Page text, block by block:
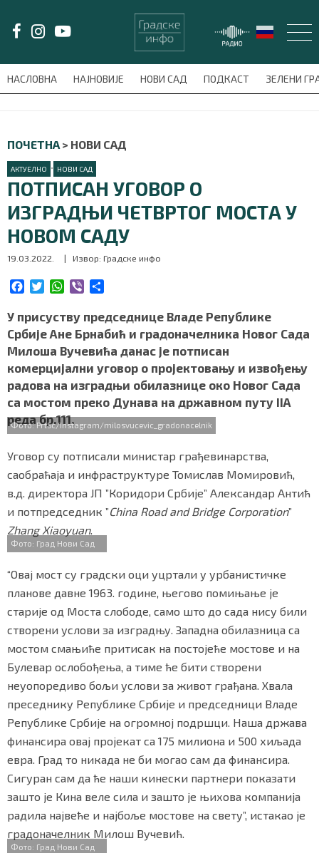
НАСЛОВНА НАЈНОВИЈЕ НОВИ САД ПОДКАСТ ЗЕЛЕНИ
meni'); $this_item = current( wp_filter_object_list(
ПОЧЕТНА > НОВИ САД
АКТУЕЛНО • НОВИ САД
ПОТПИСАН УГОВОР О
ИЗГРАДЊИ ЧЕТВРТОГ МОСТА У
НОВОМ САДУ
19.03.2022. | Извор: Градске инфо
c
e
b
o
o
k
i
t
t
e
r
W
a
t
s
A
p
p
b
e
r
a
r
e
У присуству председнице Владе Републике
Србије Ане Брнабић и градоначелника Новог Сада
Милоша Вучевића данас је потписан
комерцијални уговор о пројектовању и извођењу
радова на изградњи обилазнице око Новог Сада
са мостом преко Дунава на државном путу IIА
реда бр.111.
Фото: PrtSc/Instagram/milosvucevic_gradonacelnik
Уговор су потписали министар грађевинарства,
саобраћаја и инфраструктуре Томислав Момировић,
в.д. директора ЈП ”Коридори Србије” Александар Антић
и потпредседник ”China Road and Bridge Corporation”
Zhang Xiaoyuan.
Фото: Град Нови Сад
“Овај мост су градски оци уцртали у урбанистичке
планове давне 1963. године, његово помињање је
старије од Моста слободе, само што до сада нису били
створени услови за изградњу. Западна обилазница са
мостом смањиће притисак на постојеће мостове и на
Булевар ослобођења, а тиме ће бити створени
неуопоредиво бољи услови за живот грађана. Хвала
преседнику Републике Србије и председници Владе
Републике Србије на огромној подршци. Наша држава
финансира овај пројекат са 175 милиона и 500 хиљада
евра. Град то никада не би могао сам да финансира.
Сигуран сам да ће наши кинески партнери показати
зашто је Кина веле сила и зашто је њихова компанија
радила највеће и најбоље мостове на свету”, истакао је
градоначелник Милош Вучевић.
Фото: Град Нови Сад
LAT/ЋИР
НАЈНОВИЈЕ
НОВИ САД
ПОДКАСТ
СПЕЦИЈАЛИ
БЛОГ
СРБИЈА
СВЕТ
ЖИВОТ И СТИЛ
СПОРТ
БИЗНИС
redakcija@gradskeinfo.rs
ПРАТИТЕ НАС
Маркетинг|Услови коришћења|Политика
ПРЕУЗМИТЕ НАШУ АПЛИКАЦИЈУ